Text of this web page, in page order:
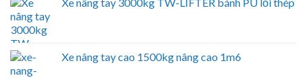
Xe nâng tay cao 1500kg nâng cao 1m6